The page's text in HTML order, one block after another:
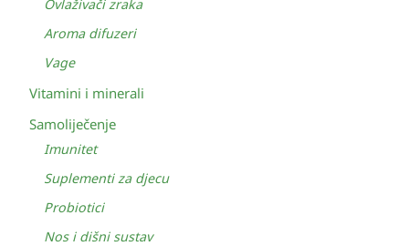
Ovlaživači zraka
Aroma difuzeri
Vage
Vitamini i minerali
Samoliječenje
Imunitet
Suplementi za djecu
Probiotici
Nos i dišni sustav